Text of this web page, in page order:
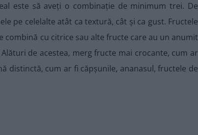
este să aveți o combinație de minimum trei. De
pe celelalte atât ca textură, cât și ca gust. Fructele
combină cu citrice sau alte fructe care au un anumit
de acestea, merg fructe mai crocante, cum ar
distinctă, cum ar fi căpșunile, ananasul, fructele de